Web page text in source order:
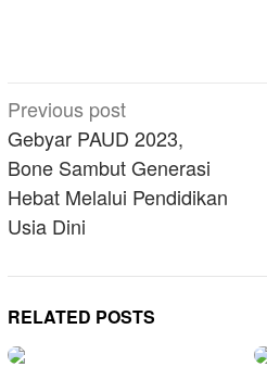
Post
navigation
Previous post
Gebyar PAUD 2023,
Bone Sambut Generasi
Hebat Melalui Pendidikan
Usia Dini
RELATED POSTS